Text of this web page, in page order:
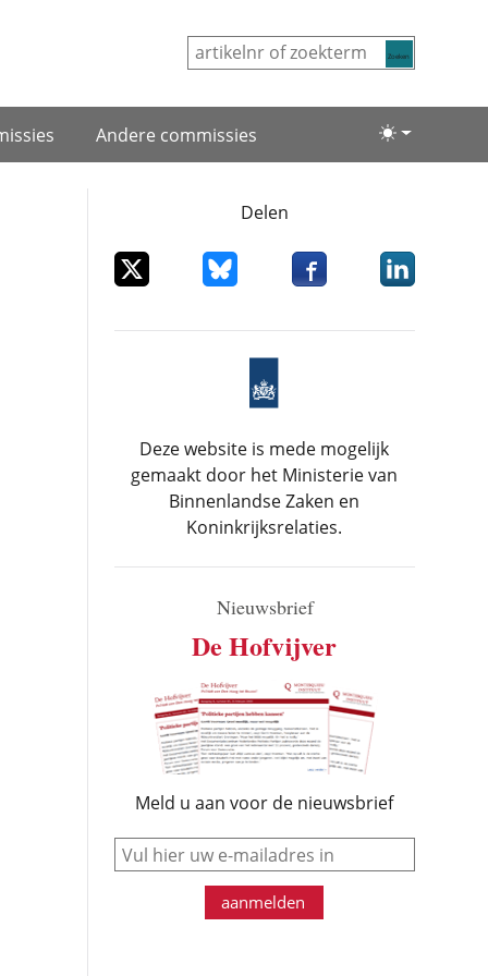
Lichte/
Andere commissies
Delen
Deel dit item op XDeel dit item op Bluesky
Deel dit item op
Deel dit
Deze website is mede mogelijk
gemaakt door het Ministerie van
Binnenlandse Zaken en
Koninkrijksrelaties.
Nieuwsbrief
De Hofvijver
Meld u aan voor de nieuwsbrief
e-mail
aanmelden